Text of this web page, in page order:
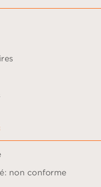
non conforme